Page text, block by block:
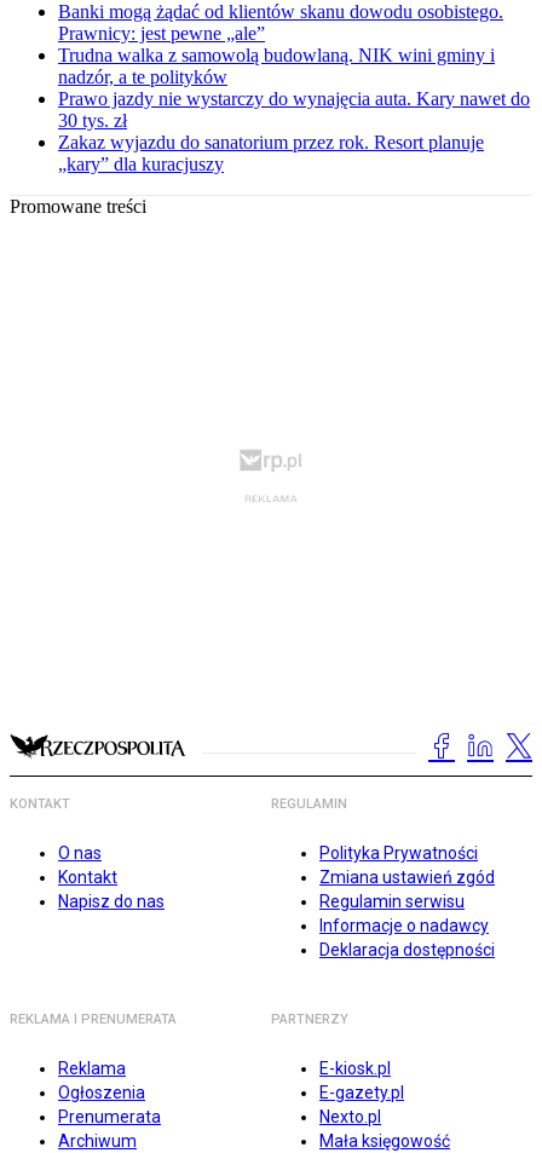
Banki mogą żądać od klientów skanu dowodu osobistego.
Prawnicy: jest pewne „ale”
Trudna walka z samowolą budowlaną. NIK wini gminy i
nadzór, a te polityków
Prawo jazdy nie wystarczy do wynajęcia auta. Kary nawet do
30 tys. zł
Zakaz wyjazdu do sanatorium przez rok. Resort planuje
„kary” dla kuracjuszy
Promowane treści
KONTAKT
O nas
Kontakt
Napisz do nas
REGULAMIN
Polityka Prywatności
Zmiana ustawień zgód
Regulamin serwisu
Informacje o nadawcy
Deklaracja dostępności
REKLAMA I PRENUMERATA
Reklama
Ogłoszenia
Prenumerata
Archiwum
PARTNERZY
E-kiosk.pl
E-gazety.pl
Nexto.pl
Mała księgowość